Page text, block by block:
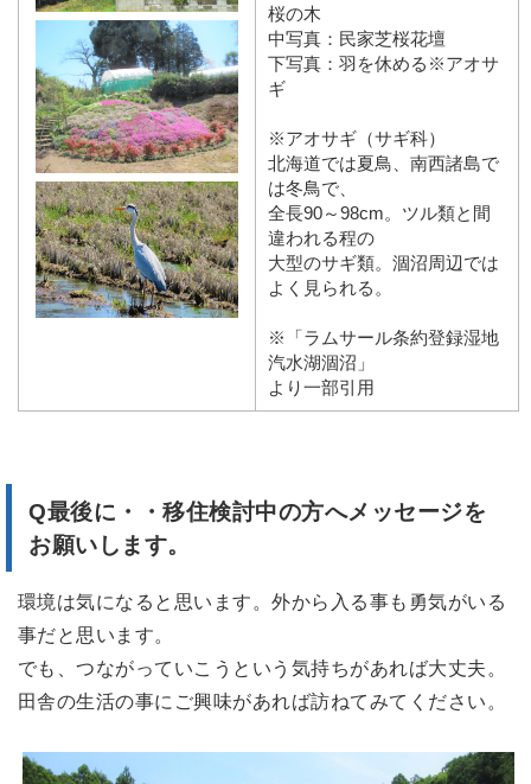
桜の木
中写真：民家芝桜花壇
下写真：羽を休める※アオサ
ギ
※アオサギ（サギ科）
北海道では夏鳥、南西諸島で
は冬鳥で、
全長90～98cm。ツル類と間
違われる程の
大型のサギ類。涸沼周辺では
よく見られる。
※「ラムサール条約登録湿地
汽水湖涸沼」
より一部引用
Q最後に・・移住検討中の方へメッセージを
お願いします。
環境は気になると思います。外から入る事も勇気がいる
事だと思います。
でも、つながっていこうという気持ちがあれば大丈夫。
田舎の生活の事にご興味があれば訪ねてみてください。